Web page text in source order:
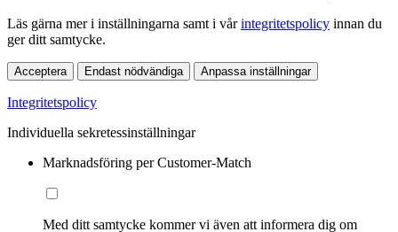
Läs gärna mer i inställningarna samt i vårintegritetspolicy innan du
ger ditt samtycke.
Acceptera Endast nödvändiga Anpassa inställningar
Integritetspolicy
Individuella sekretessinställningar
Marknadsföring per Customer-Match
Med ditt samtycke kommer vi även att informera dig om